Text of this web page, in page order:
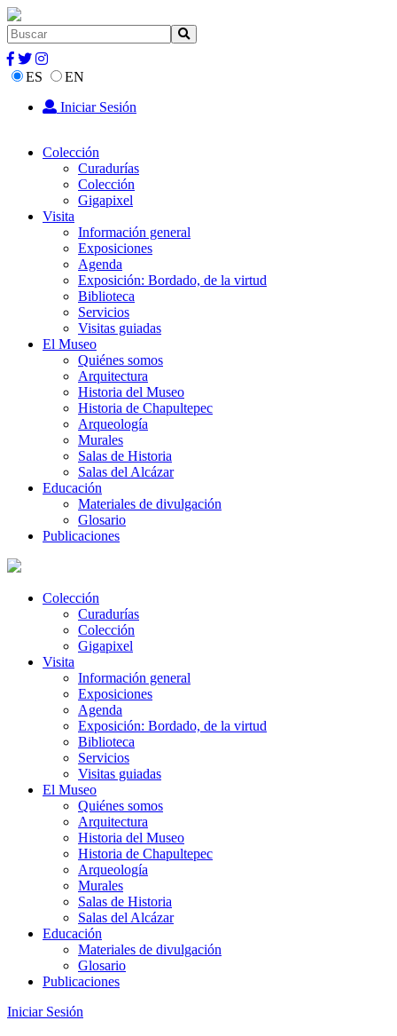
ES
EN
Iniciar Sesión
Colección
Curadurías
Colección
Gigapixel
Visita
Información general
Exposiciones
Agenda
Exposición: Bordado, de la virtud
Biblioteca
Servicios
Visitas guiadas
El Museo
Quiénes somos
Arquitectura
Historia del Museo
Historia de Chapultepec
Arqueología
Murales
Salas de Historia
Salas del Alcázar
Educación
Materiales de divulgación
Glosario
Publicaciones
Colección
Curadurías
Colección
Gigapixel
Visita
Información general
Exposiciones
Agenda
Exposición: Bordado, de la virtud
Biblioteca
Servicios
Visitas guiadas
El Museo
Quiénes somos
Arquitectura
Historia del Museo
Historia de Chapultepec
Arqueología
Murales
Salas de Historia
Salas del Alcázar
Educación
Materiales de divulgación
Glosario
Publicaciones
Iniciar Sesión